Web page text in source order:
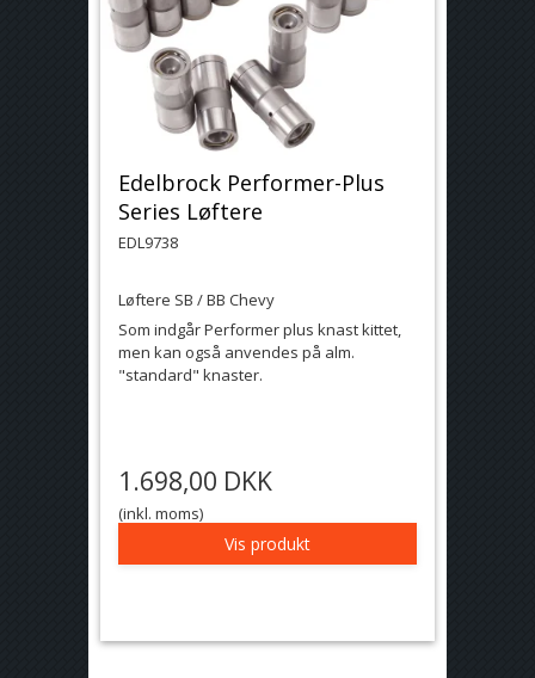
Edelbrock Performer-Plus
Series Løftere
EDL9738
Løftere SB / BB Chevy
Som indgår Performer plus knast kittet,
men kan også anvendes på alm.
"standard" knaster.
1.698,00 DKK
(inkl. moms)
Vis produkt